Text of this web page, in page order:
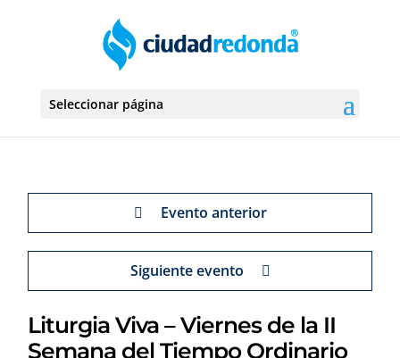
Seleccionar página
Evento anterior
Siguiente evento
Liturgia Viva – Viernes de la II
Semana del Tiempo Ordinario